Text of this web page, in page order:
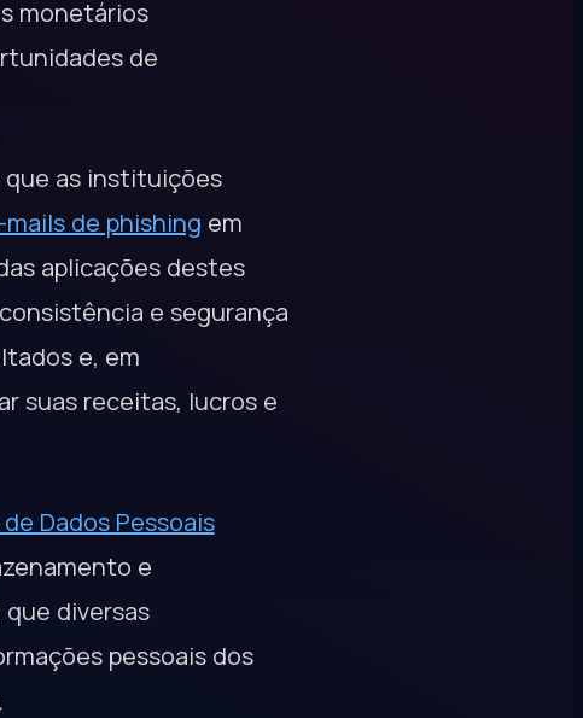
monetários
de
que as instituições
mails de phishing em
aplicações destes
e segurança
e, em
suas receitas, lucros e
Dados Pessoais
e
diversas
pessoais dos